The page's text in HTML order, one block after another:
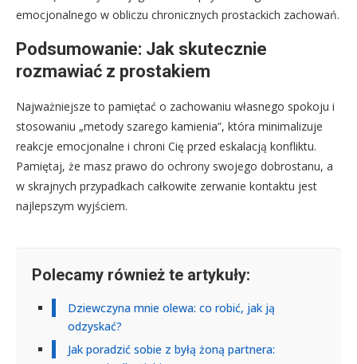
emocjonalnego w obliczu chronicznych prostackich zachowań.
Podsumowanie: Jak skutecznie
rozmawiać z prostakiem
Najważniejsze to pamiętać o zachowaniu własnego spokoju i
stosowaniu „metody szarego kamienia”, która minimalizuje
reakcje emocjonalne i chroni Cię przed eskalacją konfliktu.
Pamiętaj, że masz prawo do ochrony swojego dobrostanu, a
w skrajnych przypadkach całkowite zerwanie kontaktu jest
najlepszym wyjściem.
Polecamy również te artykuły:
Dziewczyna mnie olewa: co robić, jak ją
odzyskać?
Jak poradzić sobie z byłą żoną partnera: